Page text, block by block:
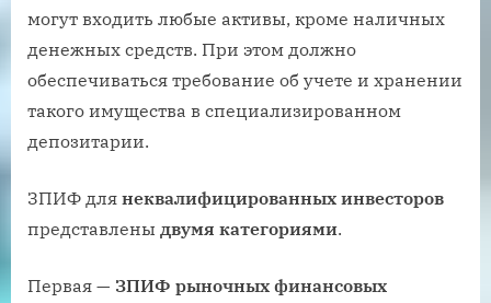
могут входить любые активы, кроме наличных
денежных средств. При этом должно
обеспечиваться требование об учете и хранении
такого имущества в специализированном
депозитарии.
ЗПИФ для неквалифицированных инвесторов
представлены двумя категориями.
Первая — ЗПИФ рыночных финансовых